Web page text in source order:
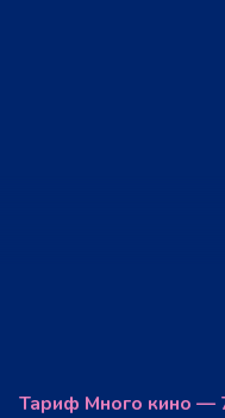
Тариф Много кино —